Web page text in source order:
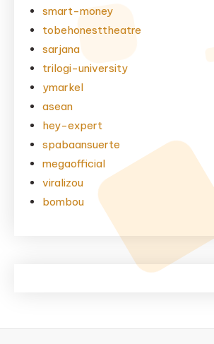
smart-money
tobehonesttheatre
sarjana
trilogi-university
ymarkel
asean
hey-expert
spabaansuerte
megaofficial
viralizou
bombou